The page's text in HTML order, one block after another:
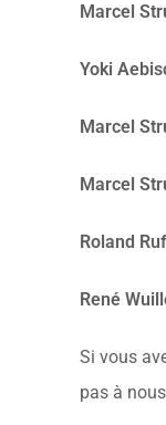
Marcel
Yoki
Marcel
Marcel
Roland
René
Si vous
pas à